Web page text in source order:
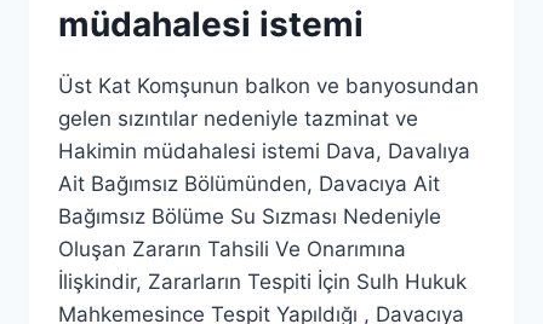
müdahalesi istemi
Üst Kat Komşunun balkon ve banyosundan
gelen sızıntılar nedeniyle tazminat ve
Hakimin müdahalesi istemi Dava, Davalıya
Ait Bağımsız Bölümünden, Davacıya Ait
Bağımsız Bölüme Su Sızması Nedeniyle
Oluşan Zararın Tahsili Ve Onarımına
İlişkindir, Zararların Tespiti İçin Sulh Hukuk
Mahkemesince Tespit Yapıldığı , Davacıya